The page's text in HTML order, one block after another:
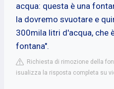
acqua: questa è una
la dovremo svuotare e
300mila litri d'acqua, che
fontana".
Richiesta di rimozione della
isualizza la risposta completa su